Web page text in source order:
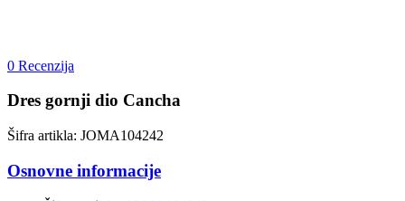
0 Recenzija
Dres gornji dio Cancha
Šifra artikla: JOMA104242
Osnovne informacije